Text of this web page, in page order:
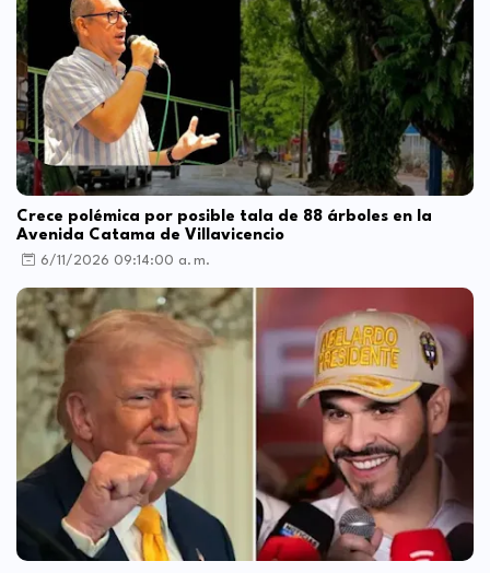
Crece polémica por posible tala de 88 árboles en la
Avenida Catama de Villavicencio
6/11/2026 09:14:00 a. m.